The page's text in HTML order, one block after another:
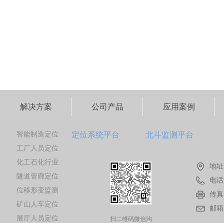
扫二维码微信沟
地
电
传
邮
解决方案 公司产品 应用案例
定位系统平台 北斗监测平台
智能制造定位
工厂人员定位
化工石化行业
隧道管廊定位
位移形变监测
矿山人车定位
展厅人员定位